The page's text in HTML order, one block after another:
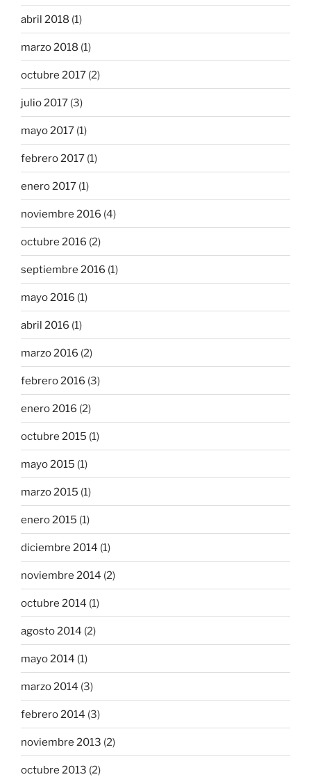
abril 2018 (1)
marzo 2018 (1)
octubre 2017 (2)
julio 2017 (3)
mayo 2017 (1)
febrero 2017 (1)
enero 2017 (1)
noviembre 2016 (4)
octubre 2016 (2)
septiembre 2016 (1)
mayo 2016 (1)
abril 2016 (1)
marzo 2016 (2)
febrero 2016 (3)
enero 2016 (2)
octubre 2015 (1)
mayo 2015 (1)
marzo 2015 (1)
enero 2015 (1)
diciembre 2014 (1)
noviembre 2014 (2)
octubre 2014 (1)
agosto 2014 (2)
mayo 2014 (1)
marzo 2014 (3)
febrero 2014 (3)
noviembre 2013 (2)
octubre 2013 (2)